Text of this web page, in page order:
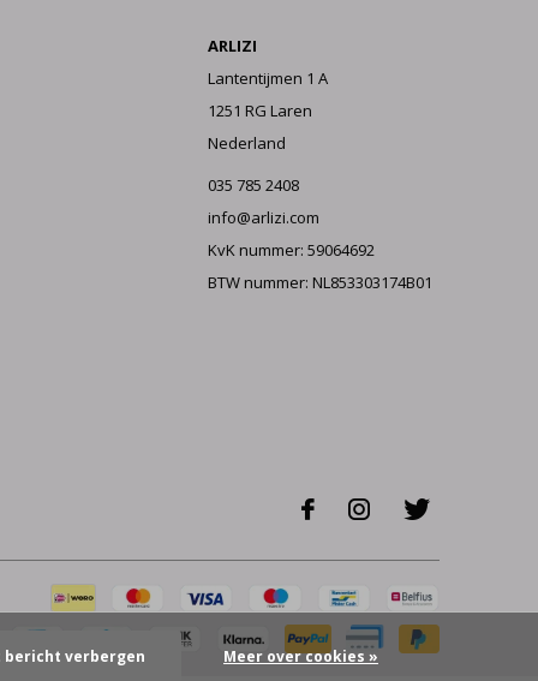
ARLIZI
Lantentijmen 1 A
1251 RG Laren
Nederland
035 785 2408
info@arlizi.com
KvK nummer: 59064692
BTW nummer: NL853303174B01
bericht verbergen Meer over cookies »